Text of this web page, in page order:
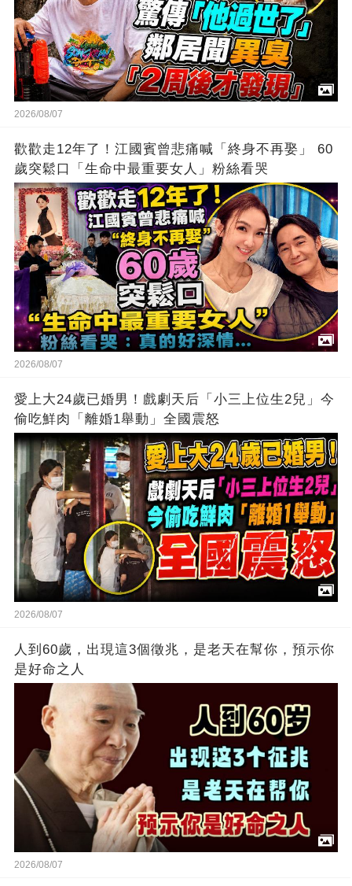
2026/08/07
歡歡走12年了！江國賓曾悲痛喊「終身不再娶」 60
歲突鬆口「生命中最重要女人」粉絲看哭
2026/08/07
愛上大24歲已婚男！戲劇天后「小三上位生2兒」今
偷吃鮮肉「離婚1舉動」全國震怒
2026/08/07
人到60歲，出現這3個徵兆，是老天在幫你，預示你
是好命之人
2026/08/07